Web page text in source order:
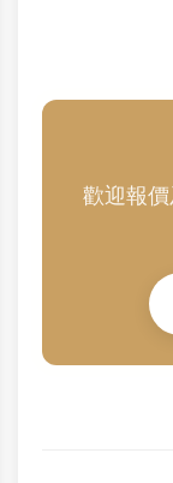
歡迎報